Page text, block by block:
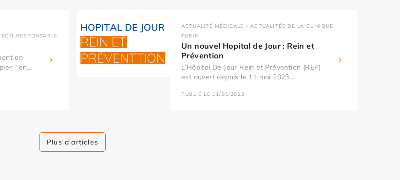
RESPONSABLE
en
" en...
ACTUALITÉ MÉDICALE - ACTUALITÉS DE LA CLINIQUE
TURIN
Un nouvel Hopital de Jour : Rein et
Prévention
L’Hôpital De Jour Rein et Prévention (REP)
est ouvert depuis le 11 mai 2023....
PUBLIÉ LE 11/05/2023
Plus d'articles